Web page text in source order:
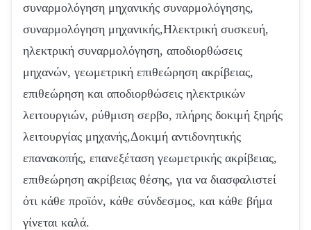
συναρμολόγηση μηχανικής συναρμολόγησης,
συναρμολόγηση μηχανικής,Ηλεκτρική συσκευή,
ηλεκτρική συναρμολόγηση, αποδιορθώσεις
μηχανών, γεωμετρική επιθεώρηση ακρίβειας,
επιθεώρηση και αποδιορθώσεις ηλεκτρικών
λειτουργιών, ρύθμιση σερβο, πλήρης δοκιμή ξηρής
λειτουργίας μηχανής,Δοκιμή αντιδονητικής
επανακοπής, επανεξέταση γεωμετρικής ακρίβειας,
επιθεώρηση ακρίβειας θέσης, για να διασφαλιστεί
ότι κάθε προϊόν, κάθε σύνδεσμος, και κάθε βήμα
γίνεται καλά.